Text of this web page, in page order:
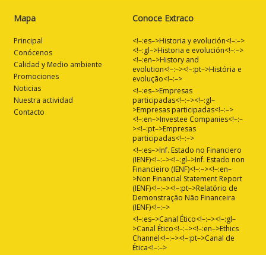
Mapa
Principal
Conócenos
Calidad y Medio ambiente
Promociones
Noticias
Nuestra actividad
Contacto
Conoce Extraco
<!–:es–>Historia y evolución<!–:–>
<!–:gl–>Historia e evolución<!–:–>
<!–:en–>History and
evolution<!–:–><!–:pt–>História e
evolução<!–:–>
<!–:es–>Empresas
participadas<!–:–><!–:gl–
>Empresas participadas<!–:–>
<!–:en–>Investee Companies<!–:–
><!–:pt–>Empresas
participadas<!–:–>
<!–:es–>Inf. Estado no Financiero
(IENF)<!–:–><!–:gl–>Inf. Estado non
Financieiro (IENF)<!–:–><!–:en–
>Non Financial Statement Report
(IENF)<!–:–><!–:pt–>Relatório de
Demonstração Não Financeira
(IENF)<!–:–>
<!–:es–>Canal Ético<!–:–><!–:gl–
>Canal Ético<!–:–><!–:en–>Ethics
Channel<!–:–><!–:pt–>Canal de
Ética<!–:–>